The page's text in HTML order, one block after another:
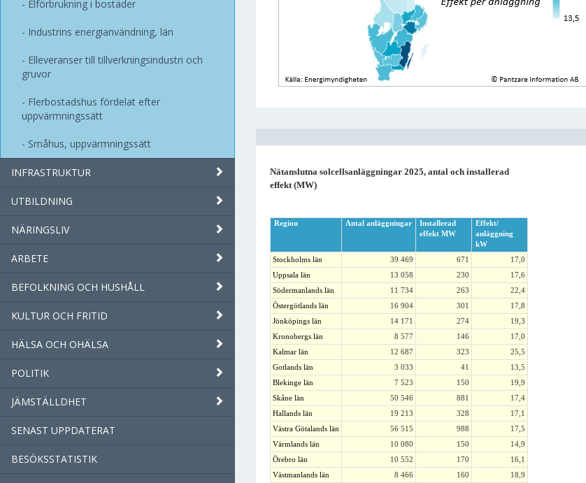
Elförbrukning i bostäder
Industrins energianvändning, län
Elleveranser till tillverkningsindustri och
gruvor
Flerbostadshus fördelat efter
uppvärmningssätt
Småhus, uppvärmningssätt
INFRASTRUKTUR
UTBILDNING
NÄRINGSLIV
ARBETE
BEFOLKNING OCH HUSHÅLL
KULTUR OCH FRITID
HÄLSA OCH OHÄLSA
POLITIK
JÄMSTÄLLDHET
SENAST UPPDATERAT
BESÖKSSTATISTIK
Nätanslutna solcellsanläggningar 2025, antal och installerad
effekt (MW)
Region Antal anläggningar
Installerad
effekt MW
Effekt/
anläggning
kW
Stockholms län
39 469 671
17,0
Uppsala län
13 058 230
17,6
Södermanlands län
11 734 263
22,4
Östergötlands län
16 904 301
17,8
Jönköpings län
14 171 274
19,3
Kronobergs län
8 577 146
17,0
Kalmar län
12 687 323
25,5
Gotlands län
3 033 41
13,5
Blekinge län
7 523 150
19,9
Skåne län
50 546 881
17,4
Hallands län
19 213 328
17,1
Västra Götalands län
56 515 988
17,5
Värmlands län
10 080 150
14,9
Örebro län
10 552 170
16,1
Västmanlands län
8 466 160 18,9